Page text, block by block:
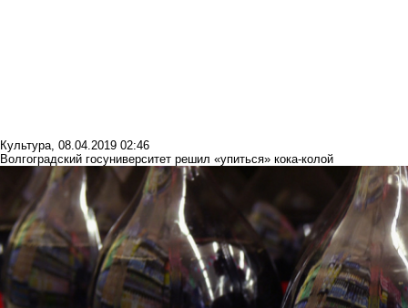
Культура, 08.04.2019 02:46
Волгоградский госуниверситет решил «упиться» кока-колой